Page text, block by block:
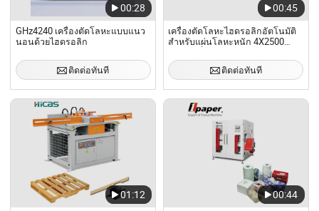
00:28
GHz4240 เครื่องตัดโลหะแบบแนว
นอนด้วยไฮดรอลิก
ติดต่อทันที
00:45
เครื่องตัดโลหะไฮดรอลิกอัตโนมัติ
สำหรับแผ่นโลหะหนัก 4X2500
ติดต่อทันที
01:12 00:44